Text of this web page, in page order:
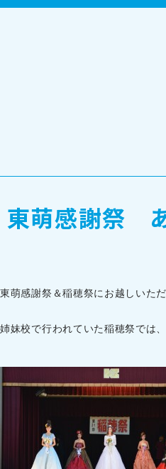
東萌感謝祭
東萌感謝祭＆稲穂祭にお越しいた
姉妹校で行われていた稲穂祭では